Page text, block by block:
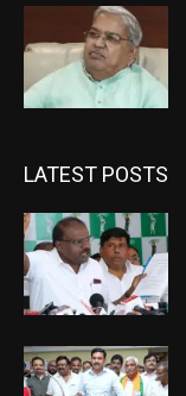
LATEST POSTS